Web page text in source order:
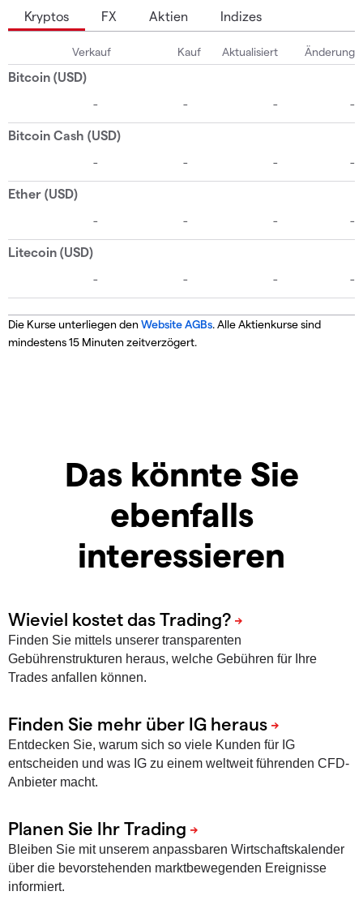
Kryptos FX Aktien Indizes
Die Kurse unterliegen den Website AGBs. Alle Aktienkurse sind
mindestens 15 Minuten zeitverzögert.
Das könnte Sie
ebenfalls
interessieren
Finden Sie mittels unserer transparenten
Gebührenstrukturen heraus, welche Gebühren für Ihre
Trades anfallen können.
Entdecken Sie, warum sich so viele Kunden für IG
entscheiden und was IG zu einem weltweit führenden CFD-
Anbieter macht.
Bleiben Sie mit unserem anpassbaren Wirtschaftskalender
über die bevorstehenden marktbewegenden Ereignisse
informiert.